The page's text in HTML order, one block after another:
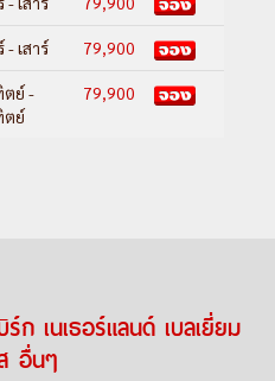
- เสาร์ 79,900
ตย์ -
ตย์
79,900
ก เนเธอร์แลนด์ เบลเยี่ยม
อื่นๆ